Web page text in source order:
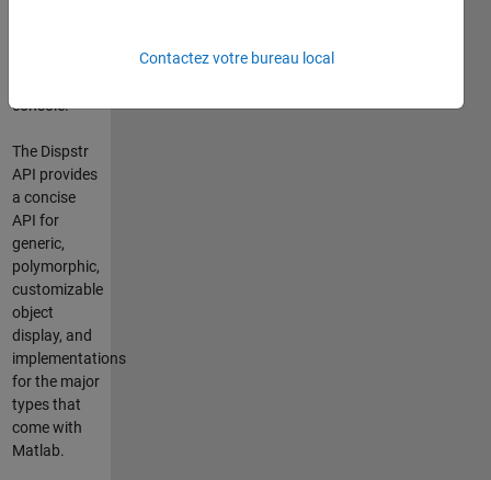
console.
The Dispstr
API provides
a concise
API for
generic,
polymorphic,
customizable
object
display, and
implementations
for the major
types that
come with
Matlab.
Contactez votre bureau local